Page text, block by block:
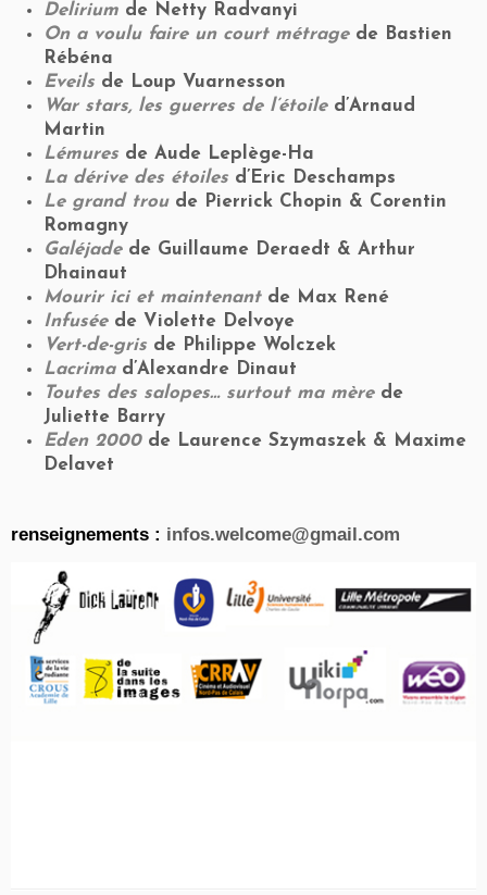
Delirium de Netty Radvanyi
On a voulu faire un court métragede Bastien
Rébéna
Eveils de Loup Vuarnesson
War stars, les guerres de l’étoiled’Arnaud
Martin
Lémures de Aude Leplège-Ha
La dérive des étoiles d’Eric Deschamps
Le grand troude Pierrick Chopin & Corentin
Romagny
Galéjadede Guillaume Deraedt & Arthur
Dhainaut
Mourir ici et maintenantde Max René
Infuséede Violette Delvoye
Vert-de-gris de Philippe Wolczek
Lacrimad’Alexandre Dinaut
Toutes des salopes… surtout ma mèrede
Juliette Barry
Eden 2000de Laurence Szymaszek & Maxime
Delavet
renseignements : infos.welcome@gmail.com